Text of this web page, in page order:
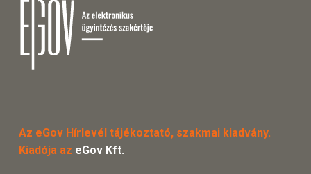
Az eGov Hírlevél tájékoztató, szakmai kiadvány.
Kiadója az eGov Kft.